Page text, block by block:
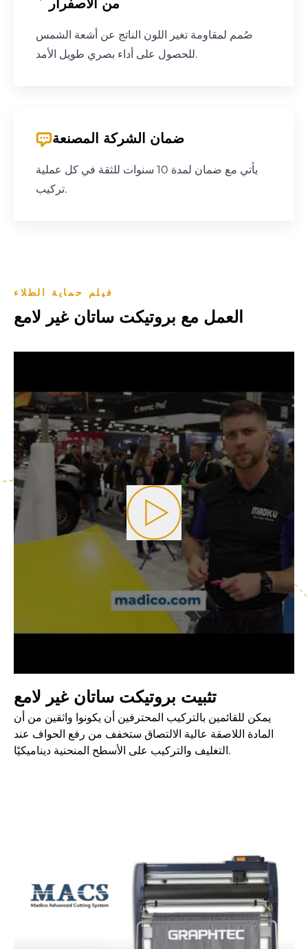
من الاصفرار
صُمم لمقاومة تغير اللون الناتج عن أشعة الشمس
للحصول على أداء بصري طويل الأمد.
ضمان الشركة المصنعة
يأتي مع ضمان لمدة 10 سنوات للثقة في كل عملية
تركيب.
فيلم حماية الطلاء
العمل مع بروتيكت ساتان غير لامع
تثبيت بروتيكت ساتان غير لامع
يمكن للقائمين بالتركيب المحترفين أن يكونوا واثقين من أن
المادة اللاصقة عالية الالتصاق ستخفف من رفع الحواف عند
التغليف والتركيب على الأسطح المنحنية ديناميكيًا.